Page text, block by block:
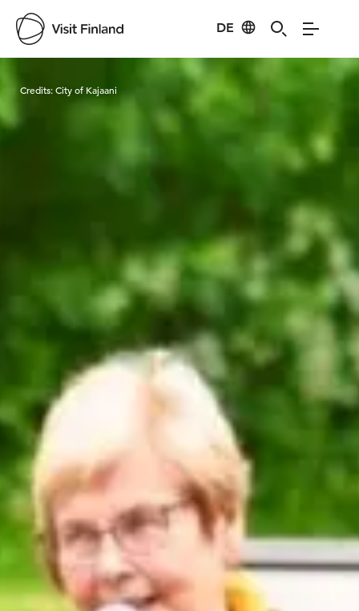
DE
Visit Finland
Credits:City of Kajaani